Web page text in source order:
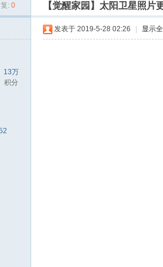
: 0 【觉醒家园】太阳卫星照片
13万
积分
发表于 2019-5-28 02:26 显示